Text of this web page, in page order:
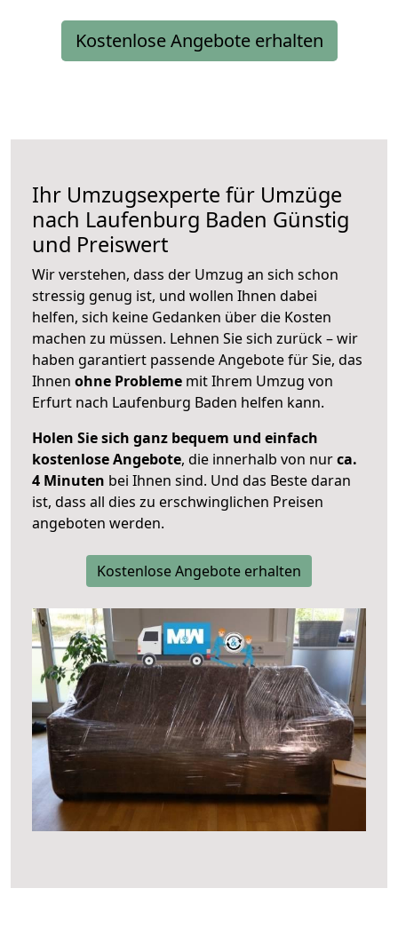
Kostenlose Angebote erhalten
Ihr Umzugsexperte für Umzüge
nach Laufenburg Baden Günstig
und Preiswert
Wir verstehen, dass der Umzug an sich schon
stressig genug ist, und wollen Ihnen dabei
helfen, sich keine Gedanken über die Kosten
machen zu müssen. Lehnen Sie sich zurück – wir
haben garantiert passende Angebote für Sie, das
Ihnen ohne Probleme mit Ihrem Umzug von
Erfurt nach Laufenburg Baden helfen kann.
Holen Sie sich ganz bequem und einfach
kostenlose Angebote, die innerhalb von nurca.
4 Minuten bei Ihnen sind. Und das Beste daran
ist, dass all dies zu erschwinglichen Preisen
angeboten werden.
Kostenlose Angebote erhalten